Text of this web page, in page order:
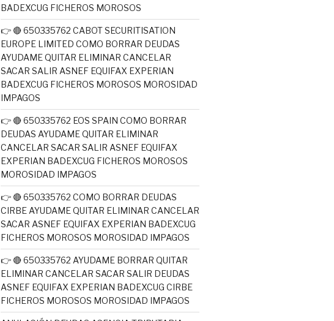
BADEXCUG FICHEROS MOROSOS
👉 🔴 650335762 CABOT SECURITISATION
EUROPE LIMITED COMO BORRAR DEUDAS
AYUDAME QUITAR ELIMINAR CANCELAR
SACAR SALIR ASNEF EQUIFAX EXPERIAN
BADEXCUG FICHEROS MOROSOS MOROSIDAD
IMPAGOS
👉 🔴 650335762 EOS SPAIN COMO BORRAR
DEUDAS AYUDAME QUITAR ELIMINAR
CANCELAR SACAR SALIR ASNEF EQUIFAX
EXPERIAN BADEXCUG FICHEROS MOROSOS
MOROSIDAD IMPAGOS
👉 🔴 650335762 COMO BORRAR DEUDAS
CIRBE AYUDAME QUITAR ELIMINAR CANCELAR
SACAR ASNEF EQUIFAX EXPERIAN BADEXCUG
FICHEROS MOROSOS MOROSIDAD IMPAGOS
👉 🔴 650335762 AYUDAME BORRAR QUITAR
ELIMINAR CANCELAR SACAR SALIR DEUDAS
ASNEF EQUIFAX EXPERIAN BADEXCUG CIRBE
FICHEROS MOROSOS MOROSIDAD IMPAGOS